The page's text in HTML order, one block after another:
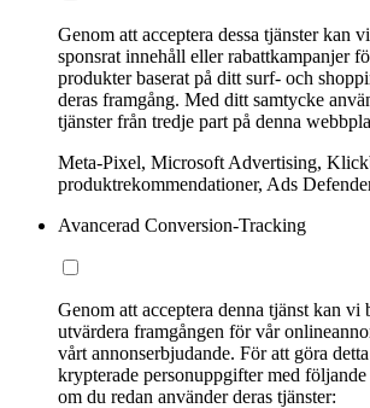
Genom att acceptera dessa tjänster kan
sponsrat innehåll eller rabattkampanjer
produkter baserat på ditt surf- och
deras framgång. Med ditt samtycke
tjänster från tredje part på denna
Meta-Pixel, Microsoft Advertising,
produktrekommendationer, Ads
Avancerad Conversion-Tracking
Genom att acceptera denna tjänst kan vi
utvärdera framgången för vår
vårt annonserbjudande. För att göra
krypterade personuppgifter med
om du redan använder deras tjänster: